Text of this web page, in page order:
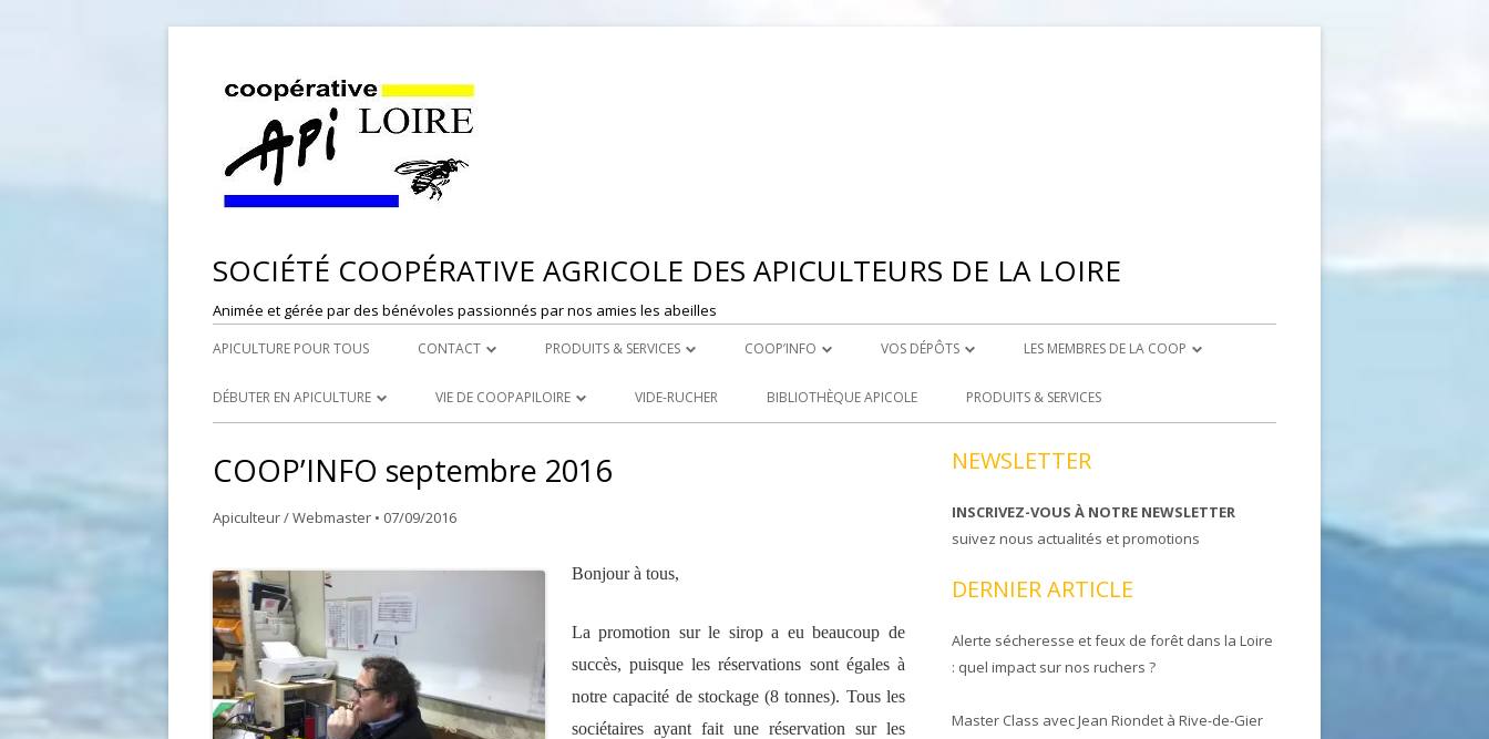
SOCIÉTÉ COOPÉRATIVE AGRICOLE DES APICULTEURS DE LA LOIRE
Animée et gérée par des bénévoles passionnés par nos amies les abeilles
APICULTURE POUR TOUS CONTACT
DÉPÔT DE MONTBRISON
PRODUITS & SERVICES
ROYAL CARE
DÉSINSECTISEUR
COOP’INFO
DÉPOSER UNE ANNONCE
VOS DÉPÔTS
DEPOT DE ST ETIENNE
LES MEMBRES DE LA COOP
DEVENIR ADHÉRENT
DÉBUTER EN APICULTURE
MATÉRIEL POUR UNE PREMIÈRE
INSTALLATION D’UN ÉLÈVE DU
RUCHER ÉCOLE
ACHAT VENTE ABEILLES
VIE DE COOPAPILOIRE
ASSEMBLÉES GÉNÉRALES
VIDE-RUCHER BIBLIOTHÈQUE APICOLE PRODUITS & SERVICES
COOP’INFO septembre 2016
Apiculteur / Webmaster • 07/09/2016
Bonjour à tous,
La promotion sur le sirop a eu beaucoup de
succès, puisque les réservations sont égales à
notre capacité de stockage (8 tonnes). Tous les
sociétaires ayant fait une réservation sur les
NEWSLETTER
INSCRIVEZ-VOUS À NOTRE NEWSLETTER
suivez nous actualités et promotions
DERNIER ARTICLE
Alerte sécheresse et feux de forêt dans la Loire
: quel impact sur nos ruchers ?
Master Class avec Jean Riondet à Rive-de-Gier